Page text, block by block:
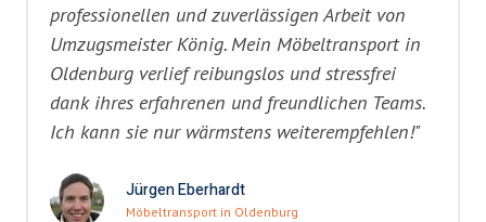
professionellen und zuverlässigen Arbeit von
Umzugsmeister König. Mein Möbeltransport in
Oldenburg verlief reibungslos und stressfrei
dank ihres erfahrenen und freundlichen Teams.
Ich kann sie nur wärmstens weiterempfehlen!"
Jürgen Eberhardt
Möbeltransport in Oldenburg